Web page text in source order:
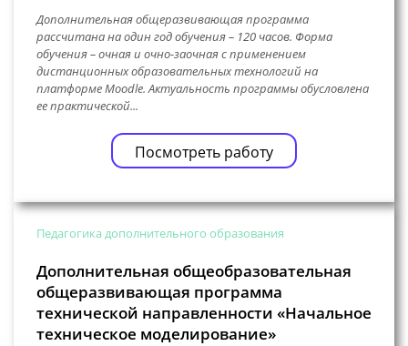
Дополнительная общеразвивающая программа
рассчитана на один год обучения – 120 часов. Форма
обучения – очная и очно-заочная с применением
дистанционных образовательных технологий на
платформе Moodle. Актуальность программы обусловлена
ее практической...
Посмотреть работу
Педагогика дополнительного образования
Дополнительная общеобразовательная
общеразвивающая программа
технической направленности «Начальное
техническое моделирование»